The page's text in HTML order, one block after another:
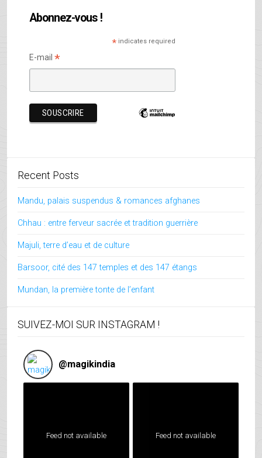
Abonnez-vous !
*indicates required
E-mail *
Recent Posts
Mandu, palais suspendus & romances afghanes
Chhau : entre ferveur sacrée et tradition guerrière
Majuli, terre d’eau et de culture
Barsoor, cité des 147 temples et des 147 étangs
Mundan, la première tonte de l’enfant
SUIVEZ-MOI SUR INSTAGRAM !
@magikindia
Feed not available Feed not available